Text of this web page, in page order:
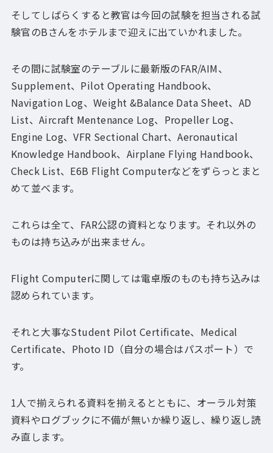
そしてしばらくすると教官は今回の試験を担当される試
験官のBさんをホテルまで迎えに出ていかれました。
その間に試験室のテーブルに最新版のFAR/AIM、
Supplement、Pilot Operating Handbook、
Navigation Log、Weight &Balance Data Sheet、AD
List、Aircraft Mentenance Log、Propeller Log、
Engine Log、VFR Sectional Chart、Aeronautical
Knowledge Handbook、Airplane Flying Handbook、
Check List、E6B Flight Computerなどをずらっとまと
めて並べます。
これらは全て、FAR公認の資料となります。それ以外の
ものは持ち込みが出来ません。
Flight Computerに関しては電卓版のものも持ち込みは
認められています。
それと大事なStudent Pilot Certificate、Medical
Certificate、Photo ID（自分の場合はパスポート）で
す。
1人で揃えられる資料を揃えるとともに、オーラル対策
資料やログブックに不備が無いか繰り返し、繰り返し読
み直します。